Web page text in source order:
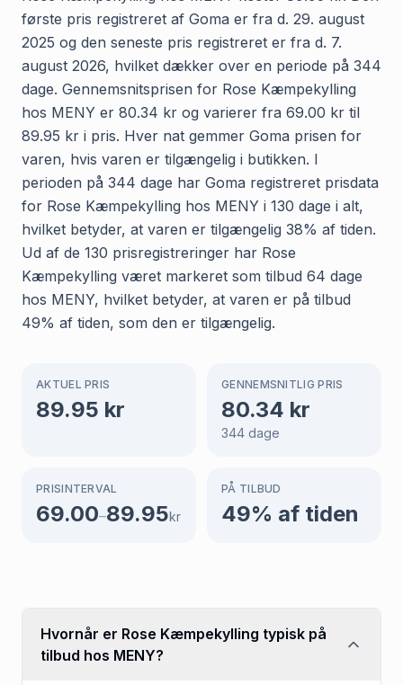
første pris registreret af Goma er fra d. 29. august
2025 og den seneste pris registreret er fra d. 7.
august 2026, hvilket dækker over en periode på 344
dage. Gennemsnitsprisen for Rose Kæmpekylling
hos MENY er 80.34 kr og varierer fra 69.00 kr til
89.95 kr i pris. Hver nat gemmer Goma prisen for
varen, hvis varen er tilgængelig i butikken. I
perioden på 344 dage har Goma registreret prisdata
for Rose Kæmpekylling hos MENY i 130 dage i alt,
hvilket betyder, at varen er tilgængelig 38% af tiden.
Ud af de 130 prisregistreringer har Rose
Kæmpekylling været markeret som tilbud 64 dage
hos MENY, hvilket betyder, at varen er på tilbud
49% af tiden, som den er tilgængelig.
AKTUEL PRIS
89.95 kr
GENNEMSNITLIG PRIS
80.34 kr
344 dage
PRISINTERVAL
69.00–89.95kr
PÅ TILBUD
49% af tiden
Hvornår er Rose Kæmpekylling typisk på
tilbud hos MENY?